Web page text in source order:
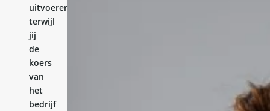
uitvoeren,
terwijl
jij
de
koers
van
het
bedrijf